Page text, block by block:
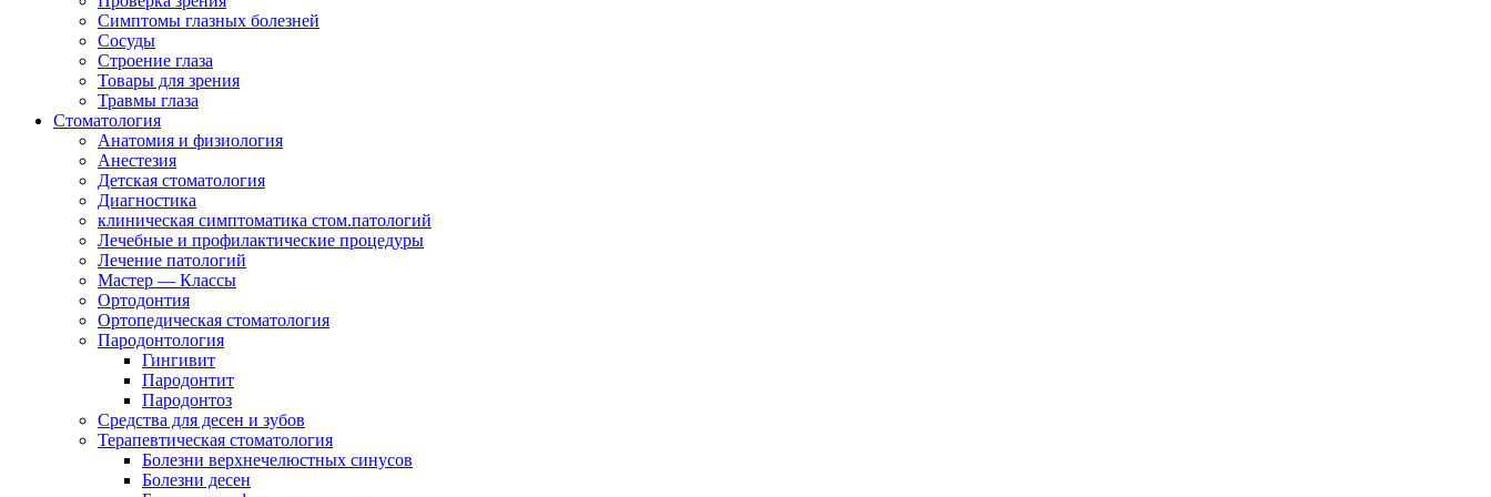
Симптомы глазных болезней
Сосуды
Строение глаза
Товары для зрения
Травмы глаза
Стоматология
Анатомия и физиология
Анестезия
Детская стоматология
Диагностика
клиническая симптоматика стом.патологий
Лечебные и профилактические процедуры
Лечение патологий
Мастер — Классы
Ортодонтия
Ортопедическая стоматология
Пародонтология
Гингивит
Пародонтит
Пародонтоз
Средства для десен и зубов
Терапевтическая стоматология
Болезни верхнечелюстных синусов
Болезни десен